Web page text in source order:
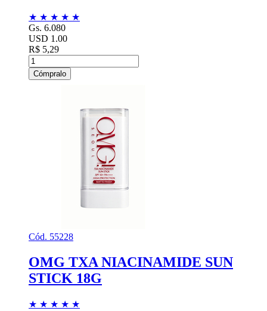
★ ★ ★ ★ ★
Gs. 6.080
USD 1.00
R$ 5,29
Cómpralo
Cód. 55228
OMG TXA NIACINAMIDE SUN
STICK 18G
★ ★ ★ ★ ★